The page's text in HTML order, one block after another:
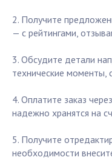
2. Получите
— с рейтингами,
3. Обсудите детали
технические моменты,
4. Оплатите заказ
надежно хранятся на
5. Получите
необходимости